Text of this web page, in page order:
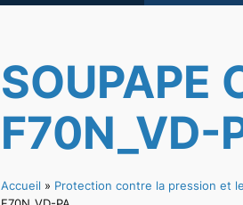
SOUPAPE
F70N_VD-
Accueil » Protection contre la pression et